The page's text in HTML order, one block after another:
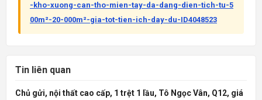
-kho-xuong-can-tho-mien-tay-da-dang-dien-tich-tu-5
00m²-20-000m²-gia-tot-tien-ich-day-du-ID4048523
Tin liên quan
Chủ gửi, nội thất cao cấp, 1 trệt 1 lầu, Tô Ngọc Vân, Q12, giá